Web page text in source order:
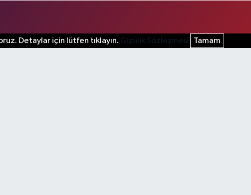
Detaylar için lütfen tıklayın. Gizlilik Sözleşmesi Tamam